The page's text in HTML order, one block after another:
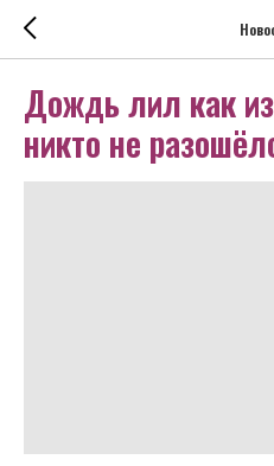
Дождь лил как
никто не